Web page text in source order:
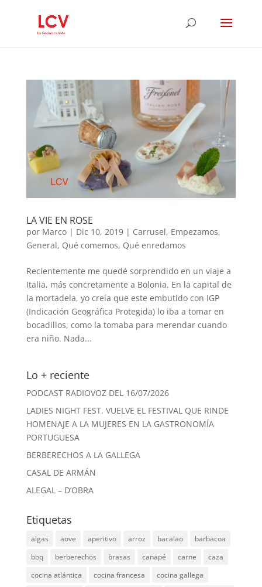
LA VIE EN ROSE
por Marco| Dic 10, 2019| Carrusel, Empezamos,
General, Qué comemos, Qué enredamos
Recientemente me quedé sorprendido en un viaje a
Italia, más concretamente a Bolonia. En la capital de
la mortadela, yo creía que este embutido con IGP
(Indicación Geográfica Protegida) lo iba a tomar en
bocadillos, como la tomaba para merendar cuando
era niño. Nada...
Lo + reciente
PODCAST RADIOVOZ DEL 16/07/2026
LADIES NIGHT FEST. VUELVE EL FESTIVAL QUE RINDE
HOMENAJE A LA MUJERES EN LA GASTRONOMÍA
PORTUGUESA
BERBERECHOS A LA GALLEGA
CASAL DE ARMÁN
ALEGAL – D’OBRA
Etiquetas
algas aove aperitivo arroz bacalao
barbacoa
bbq
berberechos brasas canapé carne
caza
cocina atlántica
cocina francesa
cocina gallega